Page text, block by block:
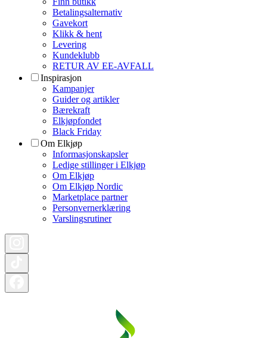
Betalingsalternativ
Gavekort
Klikk & hent
Levering
Kundeklubb
RETUR AV EE-AVFALL
Inspirasjon
Kampanjer
Guider og artikler
Bærekraft
Elkjøpfondet
Black Friday
Om Elkjøp
Informasjonskapsler
Ledige stillinger i Elkjøp
Om Elkjøp
Om Elkjøp Nordic
Marketplace partner
Personvernerklæring
Varslingsrutiner